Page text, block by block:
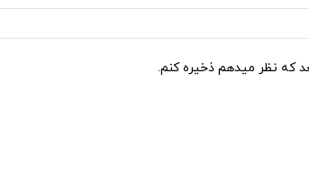
که نظر میدهم ذخیره کنم.